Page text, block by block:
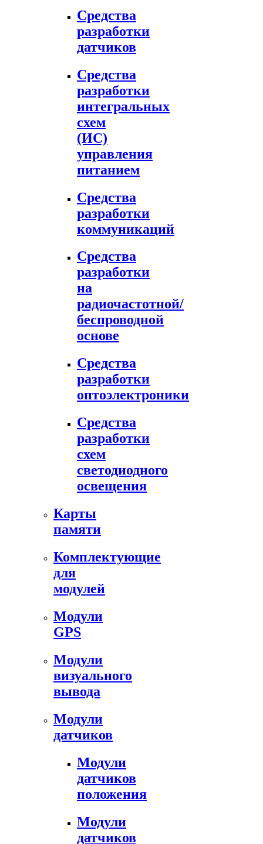
Средства
разработки
датчиков
Средства
разработки
интегральных
схем
(ИС)
управления
питанием
Средства
разработки
коммуникаций
Средства
разработки
на
радиочастотной/
беспроводной
основе
Средства
разработки
оптоэлектроники
Средства
разработки
схем
светодиодного
освещения
Карты
памяти
Комплектующие
для
модулей
Модули
GPS
Модули
визуального
вывода
Модули
датчиков
Модули
датчиков
положения
Модули
датчиков